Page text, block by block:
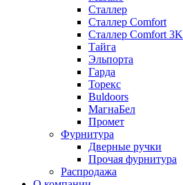
Сталлер
Сталлер Comfort
Сталлер Comfort 3K
Тайга
Эльпорта
Гарда
Торекс
Buldoors
МагнаБел
Промет
Фурнитура
Дверные ручки
Прочая фурнитура
Распродажа